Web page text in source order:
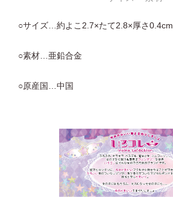
○サイズ…約よこ2.7×たて2.8×厚さ0.4cm
○素材…亜鉛合金
○原産国…中国